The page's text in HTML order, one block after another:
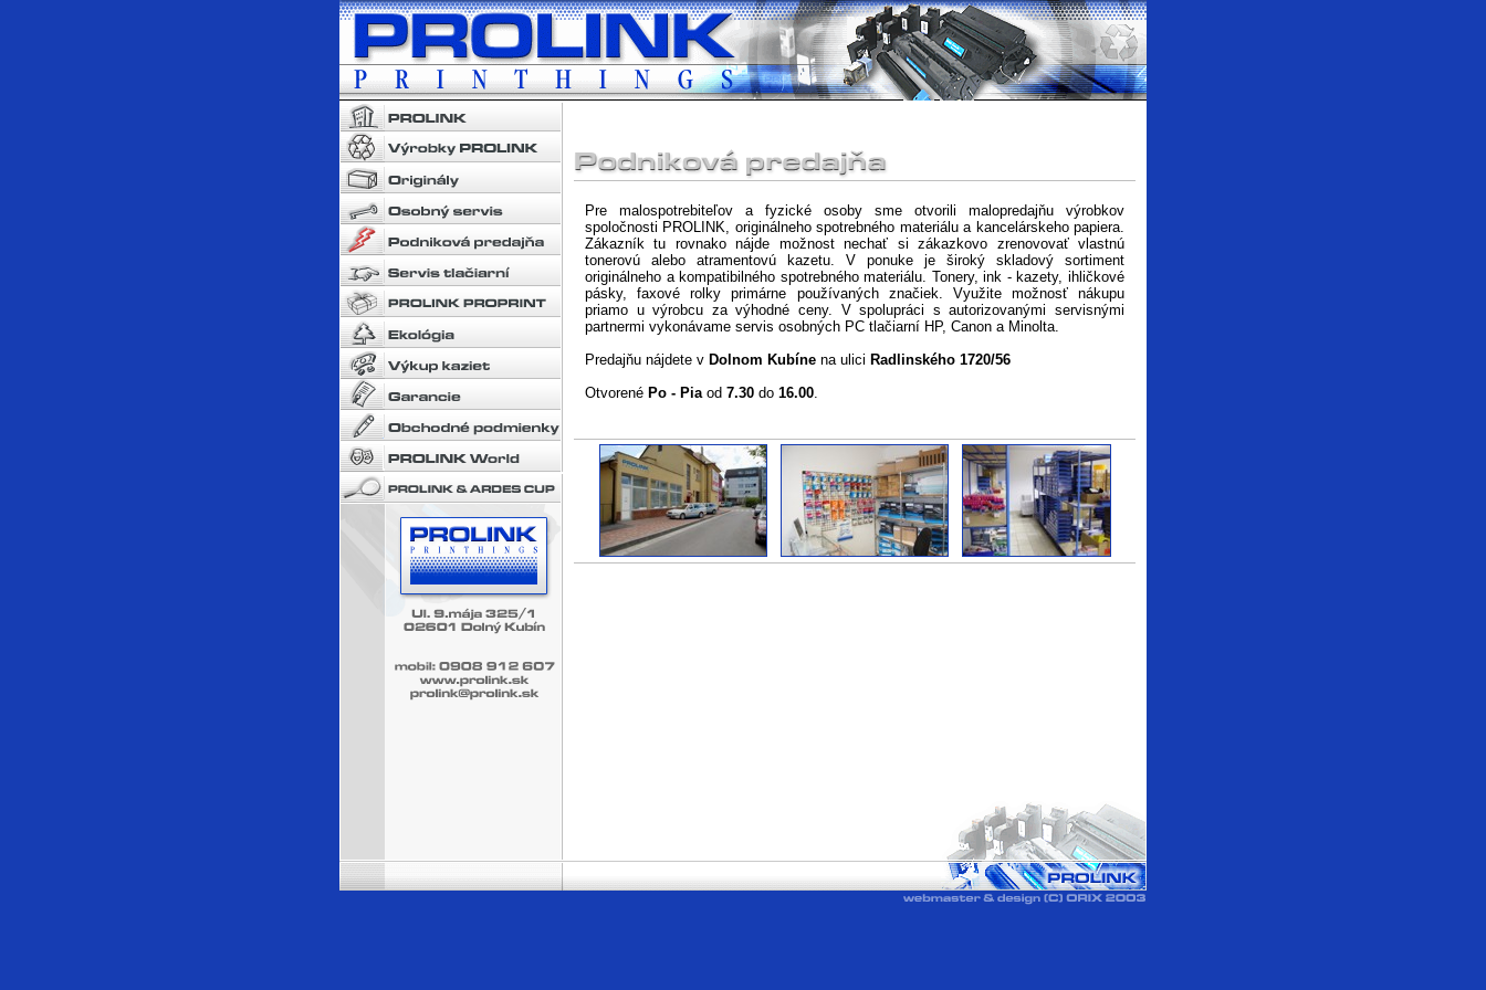
Pre malospotrebiteľov a fyzické osoby sme otvorili malopredajňu výrobkov
spoločnosti PROLINK, originálneho spotrebného materiálu a kancelárskeho papiera.
Zákazník tu rovnako nájde možnost nechať si zákazkovo zrenovovať vlastnú
tonerovú alebo atramentovú kazetu. V ponuke je široký skladový sortiment
originálneho a kompatibilného spotrebného materiálu. Tonery, ink - kazety, ihličkové
pásky, faxové rolky primárne používaných značiek. Využite možnosť nákupu
priamo u výrobcu za výhodné ceny. V spolupráci s autorizovanými servisnými
partnermi vykonávame servis osobných PC tlačiarní HP, Canon a Minolta.
Predajňu nájdete v Dolnom Kubíne na ulici Radlinského 1720/56
Otvorené Po - Piaod 7.30 do 16.00.